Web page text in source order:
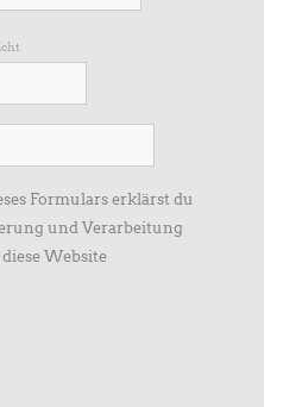
Formulars erklärst du
und Verarbeitung
Website